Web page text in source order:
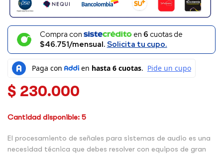
Compra con en 6 cuotas de
$46.751/mensual. Solicita tu cupo.
$ 230.000
Cantidad disponible: 5
El procesamiento de señales para sistemas de audio es una
necesidad técnica que debes resolver con equipos de gran